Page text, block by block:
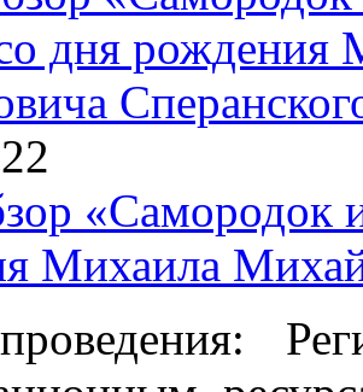
«Самородок
Михаила